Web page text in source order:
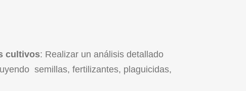
cultivos: Realizar un análisis detallado
semillas, fertilizantes, plaguicidas,